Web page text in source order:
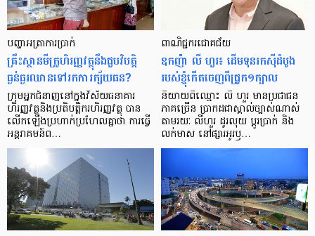
បញ្ហា​អត្រា​ការប្រាក់
គ្រឹះស្ថាន​មីក្រូ​ហិរញ្ញវត្ថុ​នឹង​ជួប​វិបត្តិ​
ធ្ងន់ធ្ងរ​ឈាន​ទៅ​រក​ការ​ក្ស័យធន?
ក្រុម​អ្នក​ជំនាញ​នៅ​ក្នុង​វិស័យ​ធនាគារ
ហិរញ្ញវត្ថុ​និង​ប្រតិបត្តិករ​ហិរញ្ញ​វត្ថុ បាន​​
លើក​ឡើង​ប្រហាក់​ប្រហែល​គ្នា​ថា ការ​ធ្វើ​
អន្តរាគមន៍​ព…
ពាណិជ្ជករជោគជ័យ
ឧកញ៉ា លី ហួរ៖ ដើមទុនរកស៊ីដំបូង
របស់ខ្ញុំកើតចេញពីជ្រូក១ក្បាល
និយាយ​ពី​ឈ្មោះ លី ហួរ មាន​ប្រជាជន​
ភាគ​ច្រើន ប្រាកដ​ជា​ស្គាល់​ច្បាស់​ណាស់
តាមរយៈ លីហួរ ដូរ​លុយ ប្តូរ​បា្រក់ និង​
លក់​មាស នៅ​ផ្សារ​អូរ​ឫ…